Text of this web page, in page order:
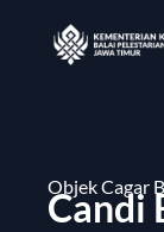
Objek Cagar
Candi